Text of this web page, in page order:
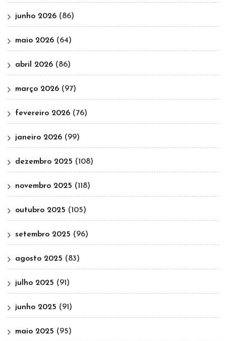
junho 2026 (86)
maio 2026 (64)
abril 2026 (86)
março 2026 (97)
fevereiro 2026 (76)
janeiro 2026 (99)
dezembro 2025 (108)
novembro 2025 (118)
outubro 2025 (105)
setembro 2025 (96)
agosto 2025 (83)
julho 2025 (91)
junho 2025 (91)
maio 2025 (95)